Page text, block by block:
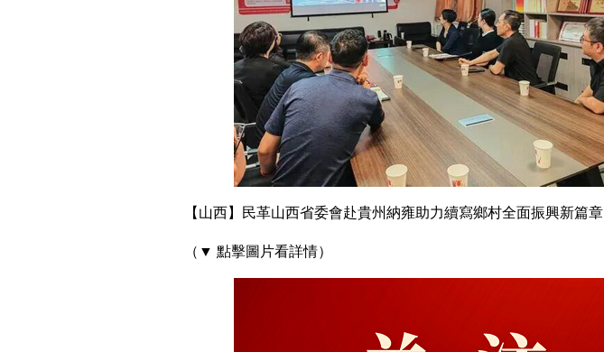
【山西】民革山西省委會赴貴州納雍助力續寫鄉村全面振興新篇章
（▼ 點擊圖片看詳情）